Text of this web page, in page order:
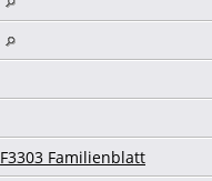
F3303 Familienblatt